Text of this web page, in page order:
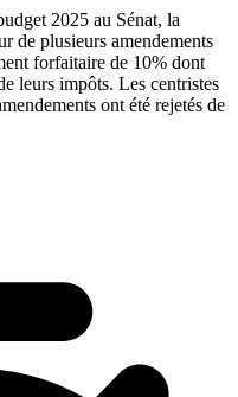
2025 au Sénat, la
de plusieurs amendements
forfaitaire de 10% dont
leurs impôts. Les centristes
ont été rejetés de